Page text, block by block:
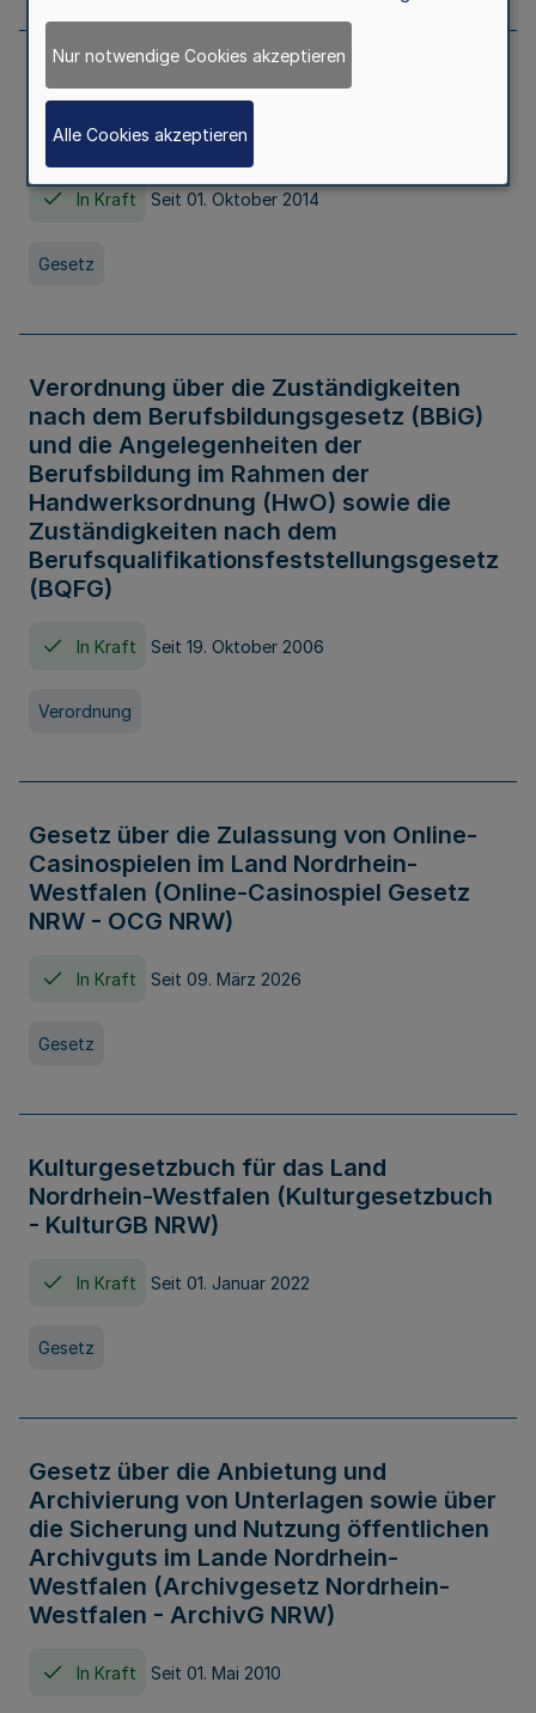
Gesetz über die Hochschulen des Landes
Nordrhein-Westfalen (Hochschulgesetz -
HG)
In Kraft Seit 01. Oktober 2014
Gesetz
Verordnung über die Zuständigkeiten
nach dem Berufsbildungsgesetz (BBiG)
und die Angelegenheiten der
Berufsbildung im Rahmen der
Handwerksordnung (HwO) sowie die
Zuständigkeiten nach dem
Berufsqualifikationsfeststellungsgesetz
(BQFG)
In Kraft Seit 19. Oktober 2006
Verordnung
Gesetz über die Zulassung von Online-
Casinospielen im Land Nordrhein-
Westfalen (Online-Casinospiel Gesetz
NRW - OCG NRW)
In Kraft Seit 09. März 2026
Gesetz
Kulturgesetzbuch für das Land
Nordrhein-Westfalen (Kulturgesetzbuch
- KulturGB NRW)
In Kraft Seit 01. Januar 2022
Gesetz
Gesetz über die Anbietung und
Archivierung von Unterlagen sowie über
die Sicherung und Nutzung öffentlichen
Archivguts im Lande Nordrhein-
Westfalen (Archivgesetz Nordrhein-
Westfalen - ArchivG NRW)
In Kraft Seit 01. Mai 2010
Nur notwendige Cookies akzeptieren
Alle Cookies akzeptieren